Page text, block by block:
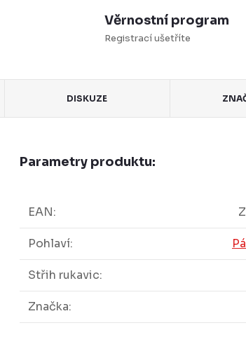
Věrnostní program
Registrací ušetříte
DISKUZE
Parametry produktu:
EAN:
Pohlaví:
Střih rukavic:
Značka: